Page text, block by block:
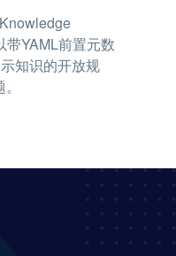
带YAML前置元数
知识的开放规